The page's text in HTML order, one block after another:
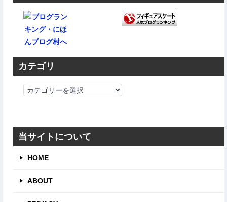
カテゴリ
カ
リ
当サイトについて
HOME
ABOUT